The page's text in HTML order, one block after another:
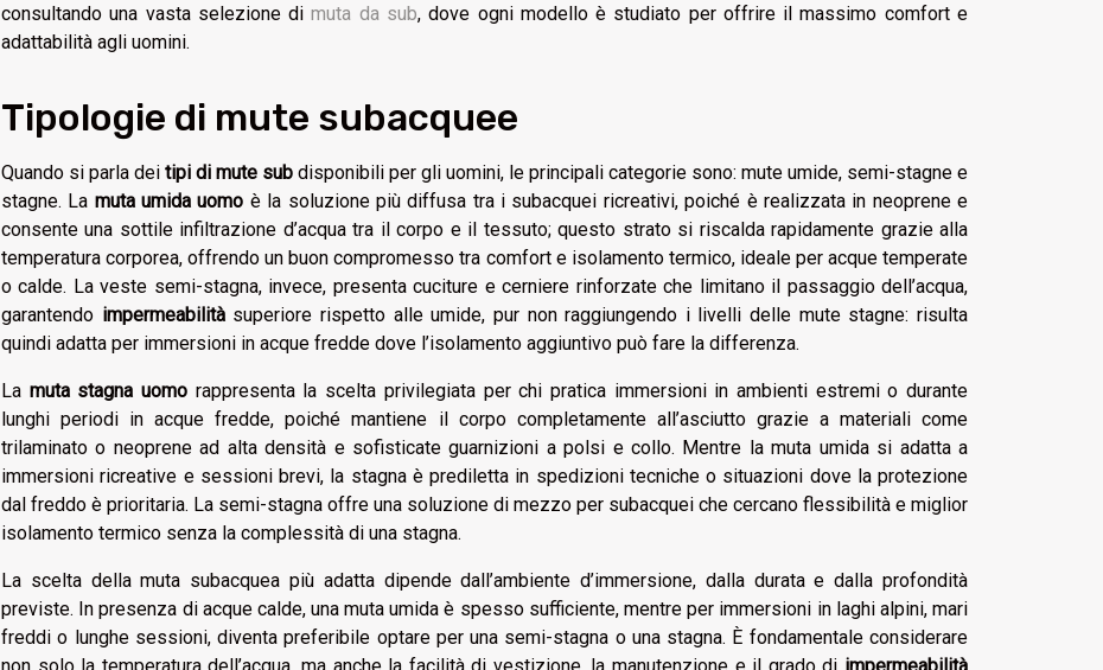
consultando una vasta selezione dimuta da sub, dove ogni modello è studiato per offrire il massimo comfort e
adattabilità agli uomini.
Tipologie di mute subacquee
Quando si parla dei tipi di mute sub disponibili per gli uomini, le principali categorie sono: mute umide, semi-stagne e
stagne. La muta umida uomo è la soluzione più diffusa tra i subacquei ricreativi, poiché è realizzata in neoprene e
consente una sottile infiltrazione d’acqua tra il corpo e il tessuto; questo strato si riscalda rapidamente grazie alla
temperatura corporea, offrendo un buon compromesso tra comfort e isolamento termico, ideale per acque temperate
o calde. La veste semi-stagna, invece, presenta cuciture e cerniere rinforzate che limitano il passaggio dell’acqua,
garantendo impermeabilitàsuperiore rispetto alle umide, pur non raggiungendo i livelli delle mute stagne: risulta
quindi adatta per immersioni in acque fredde dove l’isolamento aggiuntivo può fare la differenza.
La muta stagna uomo rappresenta la scelta privilegiata per chi pratica immersioni in ambienti estremi o durante
lunghi periodi in acque fredde, poiché mantiene il corpo completamente all’asciutto grazie a materiali come
trilaminato o neoprene ad alta densità e sofisticate guarnizioni a polsi e collo. Mentre la muta umida si adatta a
immersioni ricreative e sessioni brevi, la stagna è prediletta in spedizioni tecniche o situazioni dove la protezione
dal freddo è prioritaria. La semi-stagna offre una soluzione di mezzo per subacquei che cercano flessibilità e miglior
isolamento termico senza la complessità di una stagna.
La scelta della muta subacquea più adatta dipende dall’ambiente d’immersione, dalla durata e dalla profondità
previste. In presenza di acque calde, una muta umida è spesso sufficiente, mentre per immersioni in laghi alpini, mari
freddi o lunghe sessioni, diventa preferibile optare per una semi-stagna o una stagna. È fondamentale considerare